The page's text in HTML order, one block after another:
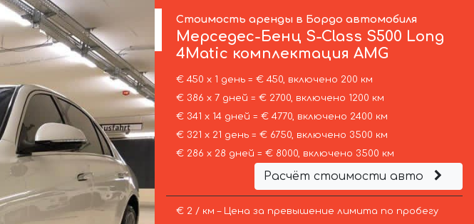
Стоимость аренды в Бордо автомобиля
Мерседес-Бенц S-Class S500 Long
4Matic комплектация AMG
€ 450 х 1 день = € 450, включено 200 км
€ 386 х 7 дней = € 2700, включено 1200 км
€ 341 х 14 дней = € 4770, включено 2400 км
€ 321 х 21 день = € 6750, включено 3500 км
€ 286 х 28 дней = € 8000, включено 3500 км
Расчёт стоимости авто
€ 2 / км – Цена за превышение лимита по пробегу